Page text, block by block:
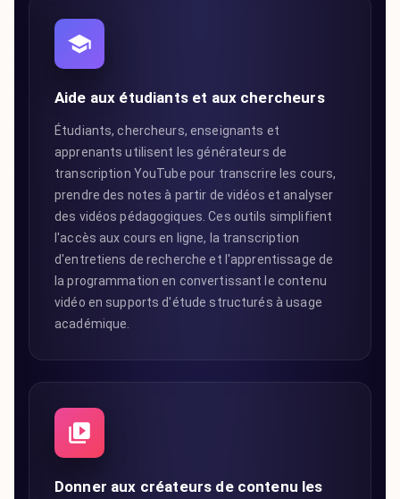
Aide aux étudiants et aux chercheurs
Étudiants, chercheurs, enseignants et
apprenants utilisent les générateurs de
transcription YouTube pour transcrire les cours,
prendre des notes à partir de vidéos et analyser
des vidéos pédagogiques. Ces outils simplifient
l'accès aux cours en ligne, la transcription
d'entretiens de recherche et l'apprentissage de
la programmation en convertissant le contenu
vidéo en supports d'étude structurés à usage
académique.
Donner aux créateurs de contenu les